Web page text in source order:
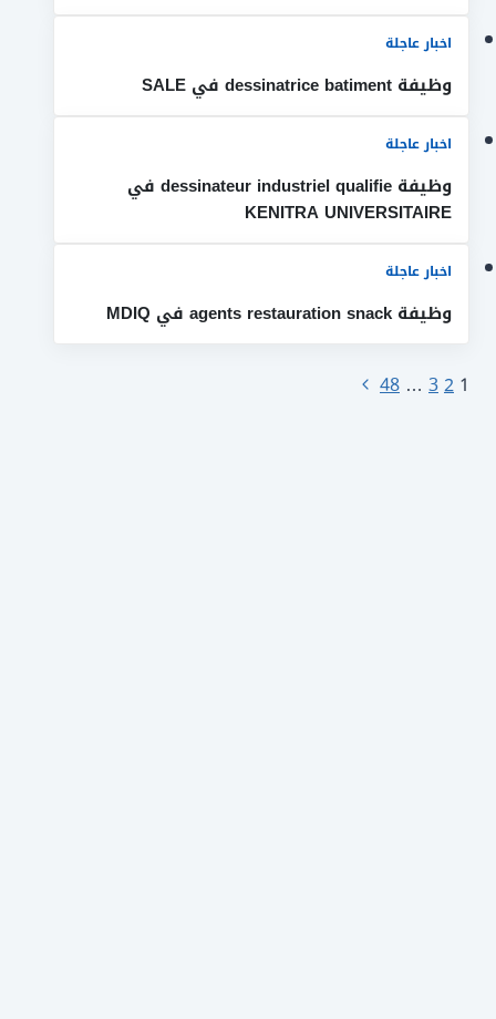
اخبار عاجلة
وظيفة dessinatrice batiment في SALE
اخبار عاجلة
وظيفة dessinateur industriel qualifie في
KENITRA UNIVERSITAIRE
اخبار عاجلة
وظيفة agents restauration snack في MDIQ
تنقل
1
2
3
…
48 الصفحة